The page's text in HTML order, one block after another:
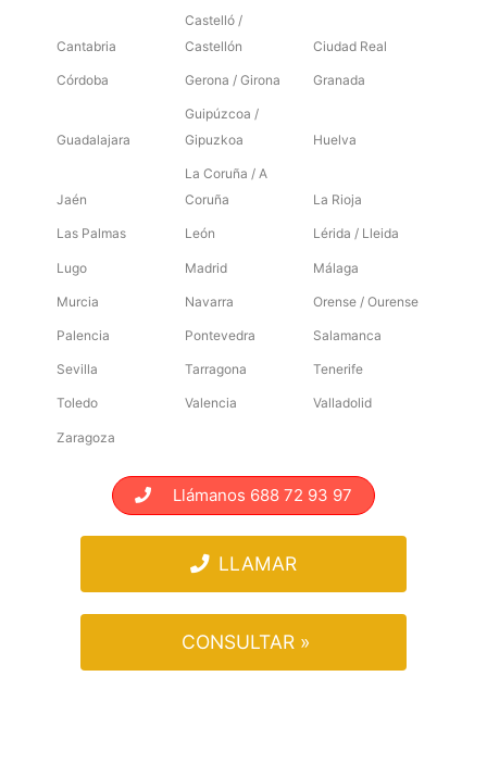
Cantabria
Castelló /
Castellón
Ciudad Real
Córdoba Gerona / Girona Granada
Guadalajara
Guipúzcoa /
Gipuzkoa
Huelva
Jaén
La Coruña / A
Coruña
La Rioja
Las Palmas León Lérida / Lleida
Lugo Madrid Málaga
Murcia Navarra Orense / Ourense
Palencia Pontevedra Salamanca
Sevilla Tarragona Tenerife
Toledo Valencia Valladolid
Zaragoza
Llámanos 688 72 93 97
LLAMAR
CONSULTAR »